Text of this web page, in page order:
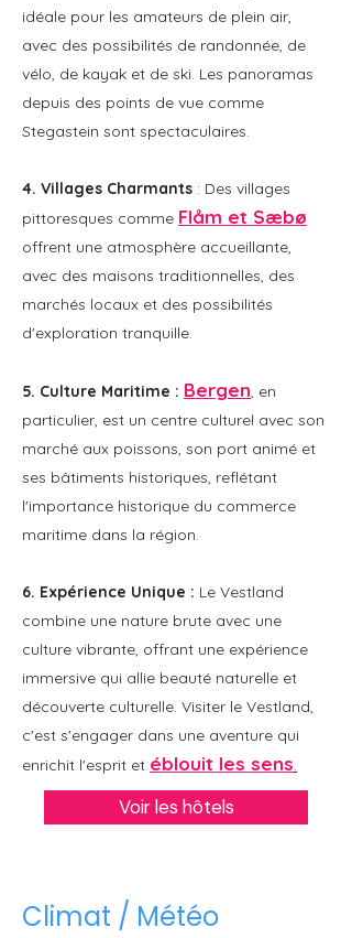
idéale pour les amateurs de plein air,
avec des possibilités de randonnée, de
vélo, de kayak et de ski. Les panoramas
depuis des points de vue comme
Stegastein sont spectaculaires.​
4. Villages Charmants : Des villages
pittoresques comme Flåm et Sæbø
offrent une atmosphère accueillante,
avec des maisons traditionnelles, des
marchés locaux et des possibilités
d'exploration tranquille.​
5. Culture Maritime : Bergen, en
particulier, est un centre culturel avec son
marché aux poissons, son port animé et
ses bâtiments historiques, reflétant
l'importance historique du commerce
maritime dans la région.​
6. Expérience Unique : Le Vestland
combine une nature brute avec une
culture vibrante, offrant une expérience
immersive qui allie beauté naturelle et
découverte culturelle.​ Visiter le Vestland,
c'est s'engager dans une aventure qui
enrichit l'esprit et éblouit les sens.
Voir les hôtels
Climat / Météo